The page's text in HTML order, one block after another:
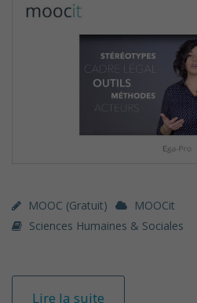
MOOC (gratuit)
MOOCit
Sciences Humaines & Sociales
Lire la suite